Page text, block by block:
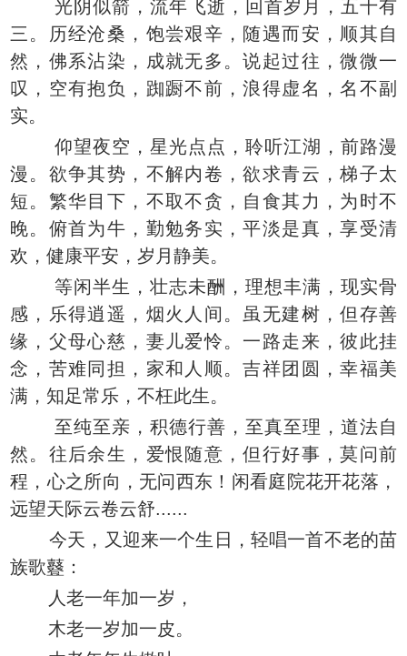
光阴似箭，流年飞逝，回首岁月，五十有
三。历经沧桑，饱尝艰辛，随遇而安，顺其自
然，佛系沾染，成就无多。说起过往，微微一
叹，空有抱负，踟蹰不前，浪得虚名，名不副
实。
仰望夜空，星光点点，聆听江湖，前路漫
漫。欲争其势，不解内卷，欲求青云，梯子太
短。繁华目下，不取不贪，自食其力，为时不
晚。俯首为牛，勤勉务实，平淡是真，享受清
欢，健康平安，岁月静美。
等闲半生，壮志未酬，理想丰满，现实骨
感，乐得逍遥，烟火人间。虽无建树，但存善
缘，父母心慈，妻儿爱怜。一路走来，彼此挂
念，苦难同担，家和人顺。吉祥团圆，幸福美
满，知足常乐，不枉此生。
至纯至亲，积德行善，至真至理，道法自
然。往后余生，爱恨随意，但行好事，莫问前
程，心之所向，无问西东！闲看庭院花开花落，
远望天际云卷云舒......
今天，又迎来一个生日，轻唱一首不老的苗
族歌鼟：
人老一年加一岁，
木老一岁加一皮。